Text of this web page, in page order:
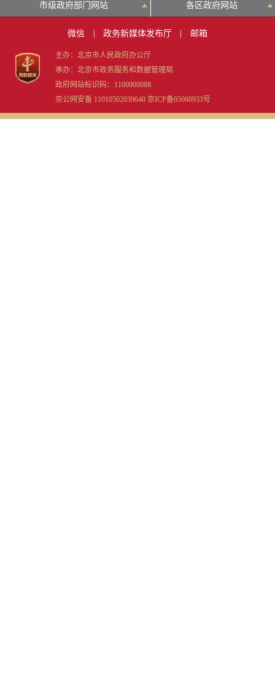
市级政府部门网站 各区政府网站
微信 政务新媒体发布厅 邮箱
主办：北京市人民政府办公厅
承办：北京市政务服务和数据管理局
政府网站标识码：1100000088
京公网安备 11010502039640 京ICP备05060933号